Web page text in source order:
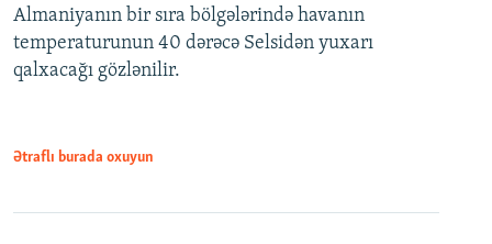
Almaniyanın bir sıra bölgələrində havanın
temperaturunun 40 dərəcə Selsidən yuxarı
qalxacağı gözlənilir.
Ətraflı burada oxuyun